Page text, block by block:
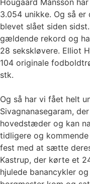
3.054 unikke. Og så
blevet slået siden
gældende rekord og
28 sekskløvere. Elliot
104 originale
stk.
Og så har vi fået helt
Sivagnanasegaram,
hovedstæder og kan
tidligere og
fest med at sætte
Kastrup, der kørte et
hjulede banancykler